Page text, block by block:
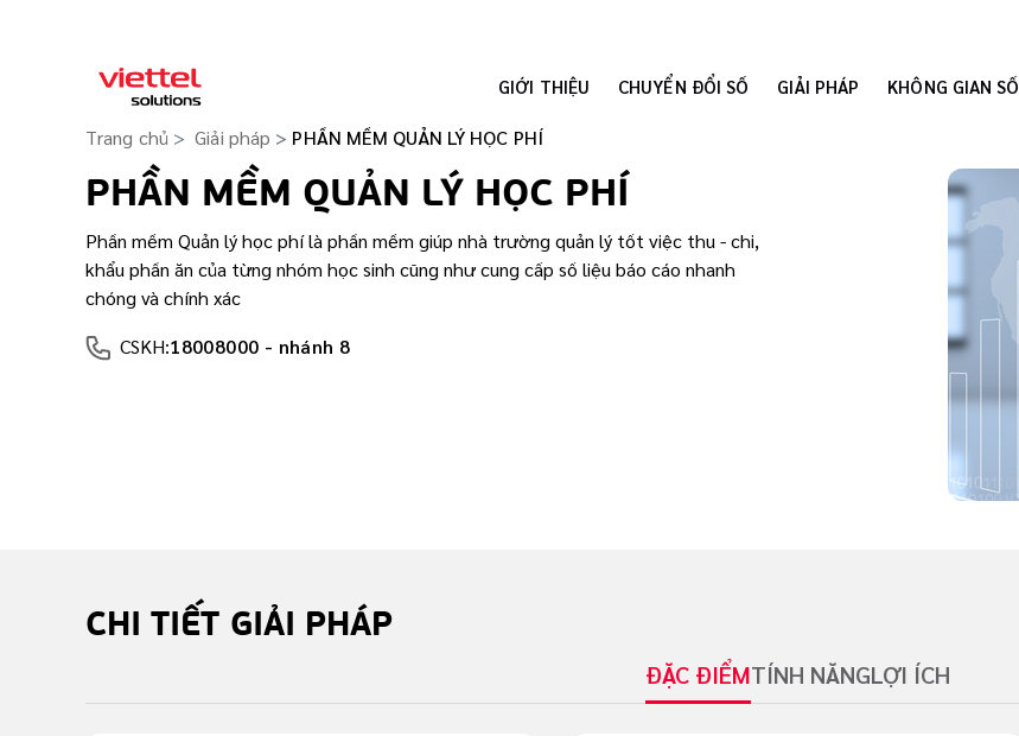
GIỚI THIỆU CHUYỂN ĐỔI SỐ GIẢI PHÁP KHÔNG GIAN SỐ
Trang chủ Giải pháp PHẦN MỀM QUẢN LÝ HỌC PHÍ
PHẦN MỀM QUẢN LÝ HỌC PHÍ
Phần mềm Quản lý học phí là phần mềm giúp nhà trường quản lý tốt việc thu - chi,
khẩu phần ăn của từng nhóm học sinh cũng như cung cấp số liệu báo cáo nhanh
chóng và chính xác
CSKH:
18008000 - nhánh 8
CHI TIẾT GIẢI PHÁP
ĐẶC ĐIỂMTÍNH NĂNGLỢI ÍCH